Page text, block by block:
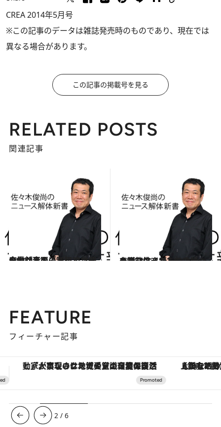
CREA 2014年5月号
※この記事のデータは雑誌発売時のものであり、現在では
異なる場合があります。
この記事の掲載号を見る
RELATED POSTS
関連記事
2014.4.11
企業社会の「制服」、スーツが不要に？ 21世紀に働く大人のドレスコード
ライフスタイル 2014.3.28
多様な生きかたのひとつの可能性 新しい主婦、ハウスワイフ2.0とは
ライフスタイル
FEATURE
フィーチャー記事
【銀座で出合う最旬美容】美髪ケアや上質な眠り…セルフケアのアップデートから、特別な名入れギフトまで。大人のための「ReFa GINZA」クルーズ
3 /6